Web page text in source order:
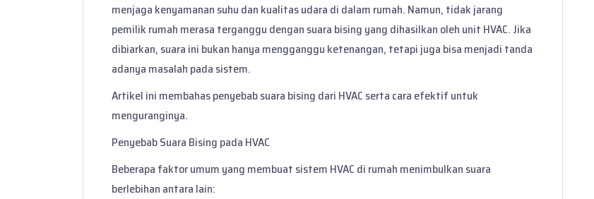
menjaga kenyamanan suhu dan kualitas udara di dalam rumah. Namun, tidak jarang
pemilik rumah merasa terganggu dengan suara bising yang dihasilkan oleh unit HVAC. Jika
dibiarkan, suara ini bukan hanya mengganggu ketenangan, tetapi juga bisa menjadi tanda
adanya masalah pada sistem.
Artikel ini membahas penyebab suara bising dari HVAC serta cara efektif untuk
menguranginya.
Penyebab Suara Bising pada HVAC
Beberapa faktor umum yang membuat sistem HVAC di rumah menimbulkan suara
berlebihan antara lain: